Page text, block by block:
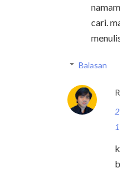
cari.
Balasan